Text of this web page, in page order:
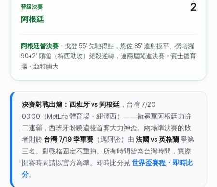
晉級決賽
阿根廷
2
阿根廷晉決賽 ・戈登 55′ 先馳得點，恩佐 85′ 遠射扳平、勞塔羅
90+2′ 頭槌（梅西助攻）絕殺逆轉，連兩屆闖進決賽・賓士體育
場・亞特蘭大
決賽對戰出爐：西班牙 vs 阿根廷 ，台灣 7/20
03:00（MetLife 體育場・紐澤西）——衛冕軍阿根廷力拚
二連霸，西班牙盼睽違後首奪大力神盃。兩場準決賽的敗
者則於 台灣 7/19 季軍賽 （邁阿密）由 法國 vs 英格蘭爭第
三名。對戰格固定不重抽。所有時間皆為台灣時間，實際
開賽時間請以官方為準。即時比分見 世界盃賽程・即時比
分。